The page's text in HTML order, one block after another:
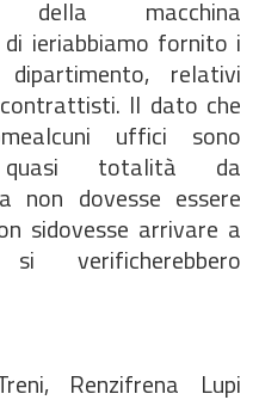
della macchina
ieriabbiamo fornito i
relativi
Il dato che
uffici sono
totalità da
non dovesse essere
sidovesse arrivare a
verificherebbero
Renzifrena Lupi